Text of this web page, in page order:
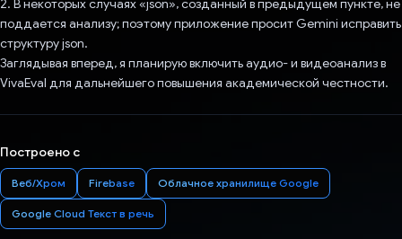
2. В некоторых случаях «json», созданный в предыдущем пункте, не
поддается анализу; поэтому приложение просит Gemini исправить
структуру json.
Заглядывая вперед, я планирую включить аудио- и видеоанализ в
VivaEval для дальнейшего повышения академической честности.
Построено с
Веб/Хром Firebase Облачное хранилище Google
Google Cloud Текст в речь